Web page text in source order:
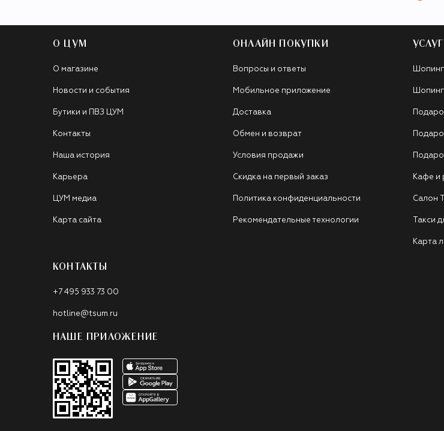
О ЦУМ
О магазине
Новости и события
Бутики и ПВЗ ЦУМ
Контакты
Наша история
Карьера
ЦУМ медиа
Карта сайта
ОНЛАЙН ПОКУПКИ
Вопросы и ответы
Мобильное приложение
Доставка
Обмен и возврат
Условия продажи
Скидка на первый заказ
Политика конфиденциальности
Рекомендательные технологии
Кафе и
Салон
Такси
Карта
КОНТАКТЫ
+7 495 933 73 00
hotline@tsum.ru
НАШЕ ПРИЛОЖЕНИЕ